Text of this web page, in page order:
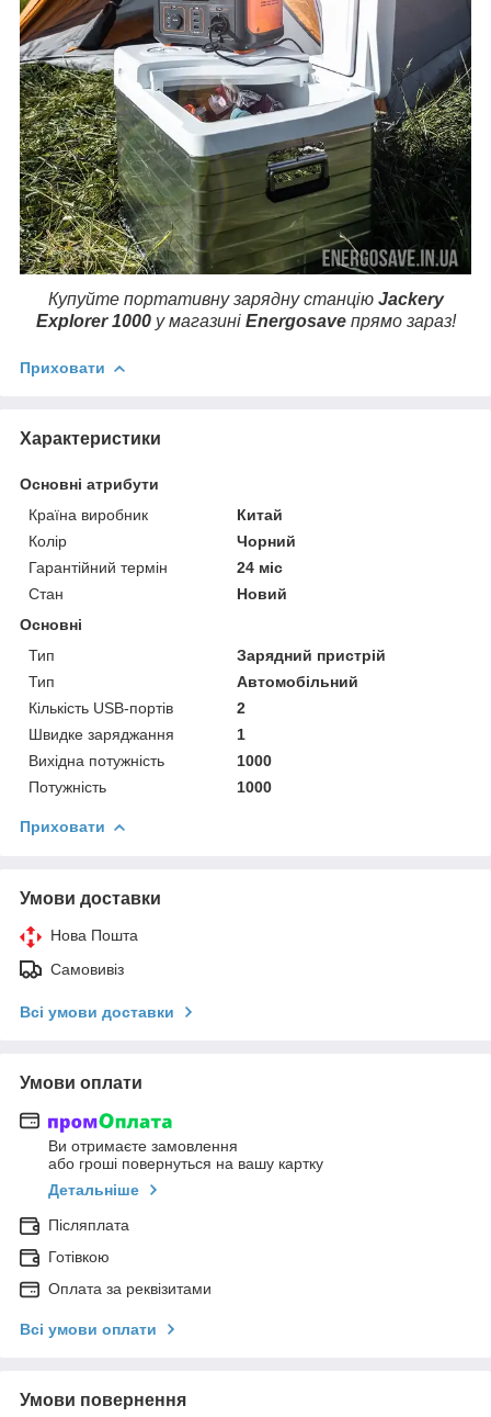
Купуйте портативну зарядну станцію Jackery
Explorer 1000у магазині Energosave прямо зараз!
Приховати
Характеристики
Основні атрибути
Країна виробник
Китай
Колір
Чорний
Гарантійний термін
24 міс
Стан
Новий
Основні
Тип
Зарядний пристрій
Тип
Автомобільний
Кількість USB-портів
2
Швидке заряджання
1
Вихідна потужність
1000
Потужність
1000
Приховати
Умови доставки
Нова Пошта
Самовивіз
Всі умови доставки
Умови оплати
Ви отримаєте замовлення
або гроші повернуться на вашу картку
Детальніше
Післяплата
Готівкою
Оплата за реквізитами
Всі умови оплати
Умови повернення